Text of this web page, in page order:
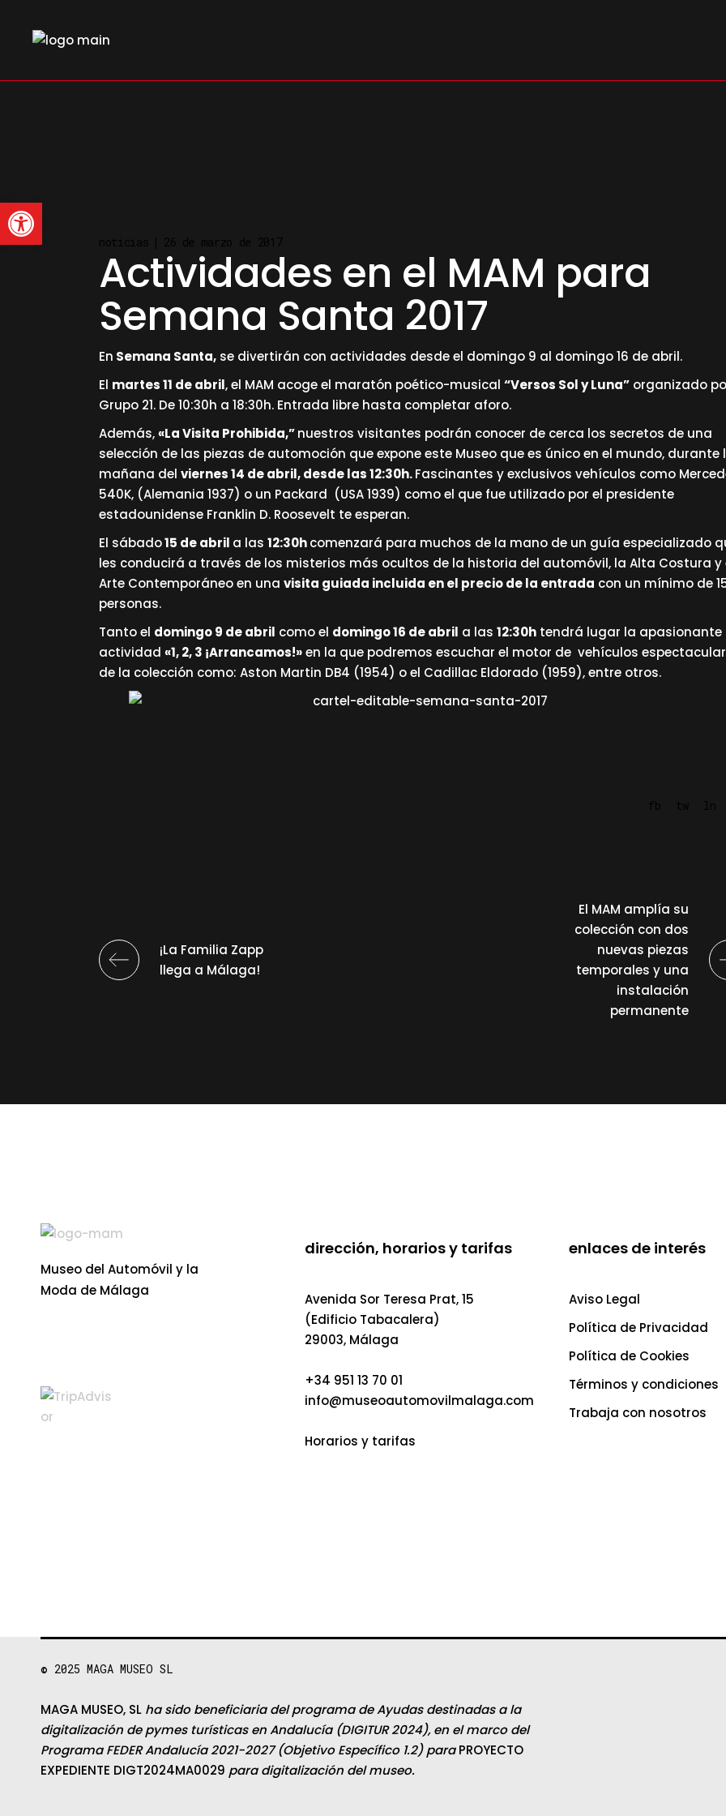
content
Actividades en el MAM para
Semana Santa 2017
En Semana Santa, se divertirán con actividades desde el domingo 9 al domingo 16 de abril.
El martes 11 de abril, el MAM acoge el maratón poético-musical “Versos Sol y Luna” organizado
Grupo 21. De 10:30h a 18:30h. Entrada libre hasta completar aforo.
Además,«La Visita Prohibida,”nuestros visitantes podrán conocer de cerca los secretos de una
selección de las piezas de automoción que expone este Museo que es único en el mundo, durante
mañana del viernes 14 de abril, desde las 12:30h.Fascinantes y exclusivos vehículos como
540K, (Alemania 1937) o un Packard (USA 1939) como el que fue utilizado por el presidente
estadounidense Franklin D. Roosevelt te esperan.
El sábado15 de abril a las 12:30hcomenzará para muchos de la mano de un guía especializado
les conducirá a través de los misterios más ocultos de la historia del automóvil, la Alta Costura y
Arte Contemporáneo en una visita guiada incluida en el precio de la entrada con un mínimo de
personas.
Tanto el domingo 9 de abril como el domingo 16 de abril a las 12:30h tendrá lugar la apasionante
actividad «1, 2, 3 ¡Arrancamos!»en la que podremos escuchar el motor de vehículos
de la colección como: Aston Martin DB4 (1954) o el Cadillac Eldorado (1959), entre otros.
¡La Familia Zapp
llega a Málaga!
El MAM amplía su
colección con dos
nuevas piezas
temporales y una
instalación
permanente
Museo del Automóvil y la
Moda de Málaga
dirección, horarios y tarifas
Avenida Sor Teresa Prat, 15
(Edificio Tabacalera)
29003, Málaga
+34 951 13 70 01
info@museoautomovilmalaga.com
Horarios y tarifas
enlaces de interés
Aviso Legal
Política de Privacidad
Política de Cookies
Términos y condiciones
Trabaja con nosotros
© 2025 MAGA MUSEO SL
MAGA MUSEO, SL ha sido beneficiaria del programa de Ayudas destinadas a la
digitalización de pymes turísticas en Andalucía (DIGITUR 2024), en el marco del
Programa FEDER Andalucía 2021-2027 (Objetivo Específico 1.2) paraPROYECTO
EXPEDIENTE DIGT2024MA0029 para digitalización del museo.
Abrir barra de herramientas